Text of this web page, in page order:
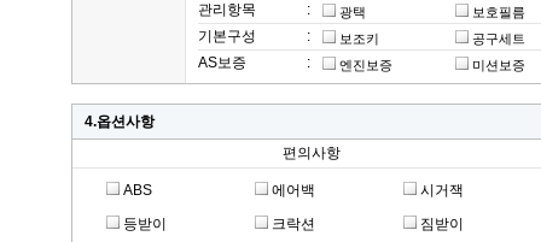
관리항목 : 광택 보호필름
기본구성 : 보조키 공구세트
AS보증 : 엔진보증 미션보증
4.옵션사항
편의사항
ABS 에어백
시거잭
등받이
크락션
짐받이